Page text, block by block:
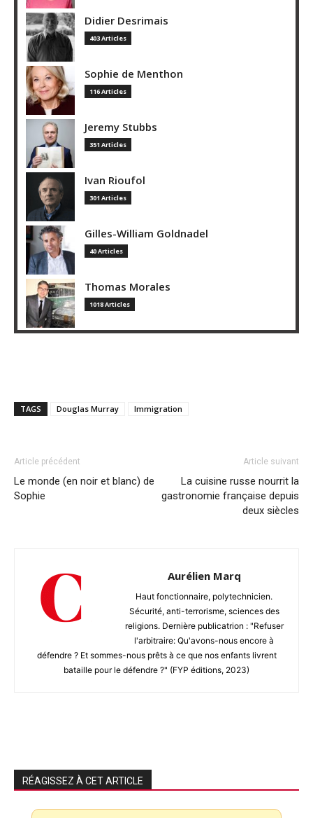
Didier Desrimais
403 Articles
Sophie de Menthon
116 Articles
Jeremy Stubbs
351 Articles
Ivan Rioufol
301 Articles
Gilles-William Goldnadel
40 Articles
Thomas Morales
1018 Articles
TAGS Douglas Murray Immigration
Article précédent
Le monde (en noir et blanc) de
Sophie
Article suivant
La cuisine russe nourrit la
gastronomie française depuis
deux siècles
Aurélien Marq
Haut fonctionnaire, polytechnicien.
Sécurité, anti-terrorisme, sciences des
religions. Dernière publicatrion : "Refuser
l'arbitraire: Qu'avons-nous encore à
défendre ? Et sommes-nous prêts à ce que nos enfants livrent
bataille pour le défendre ?" (FYP éditions, 2023)
RÉAGISSEZ À CET ARTICLE